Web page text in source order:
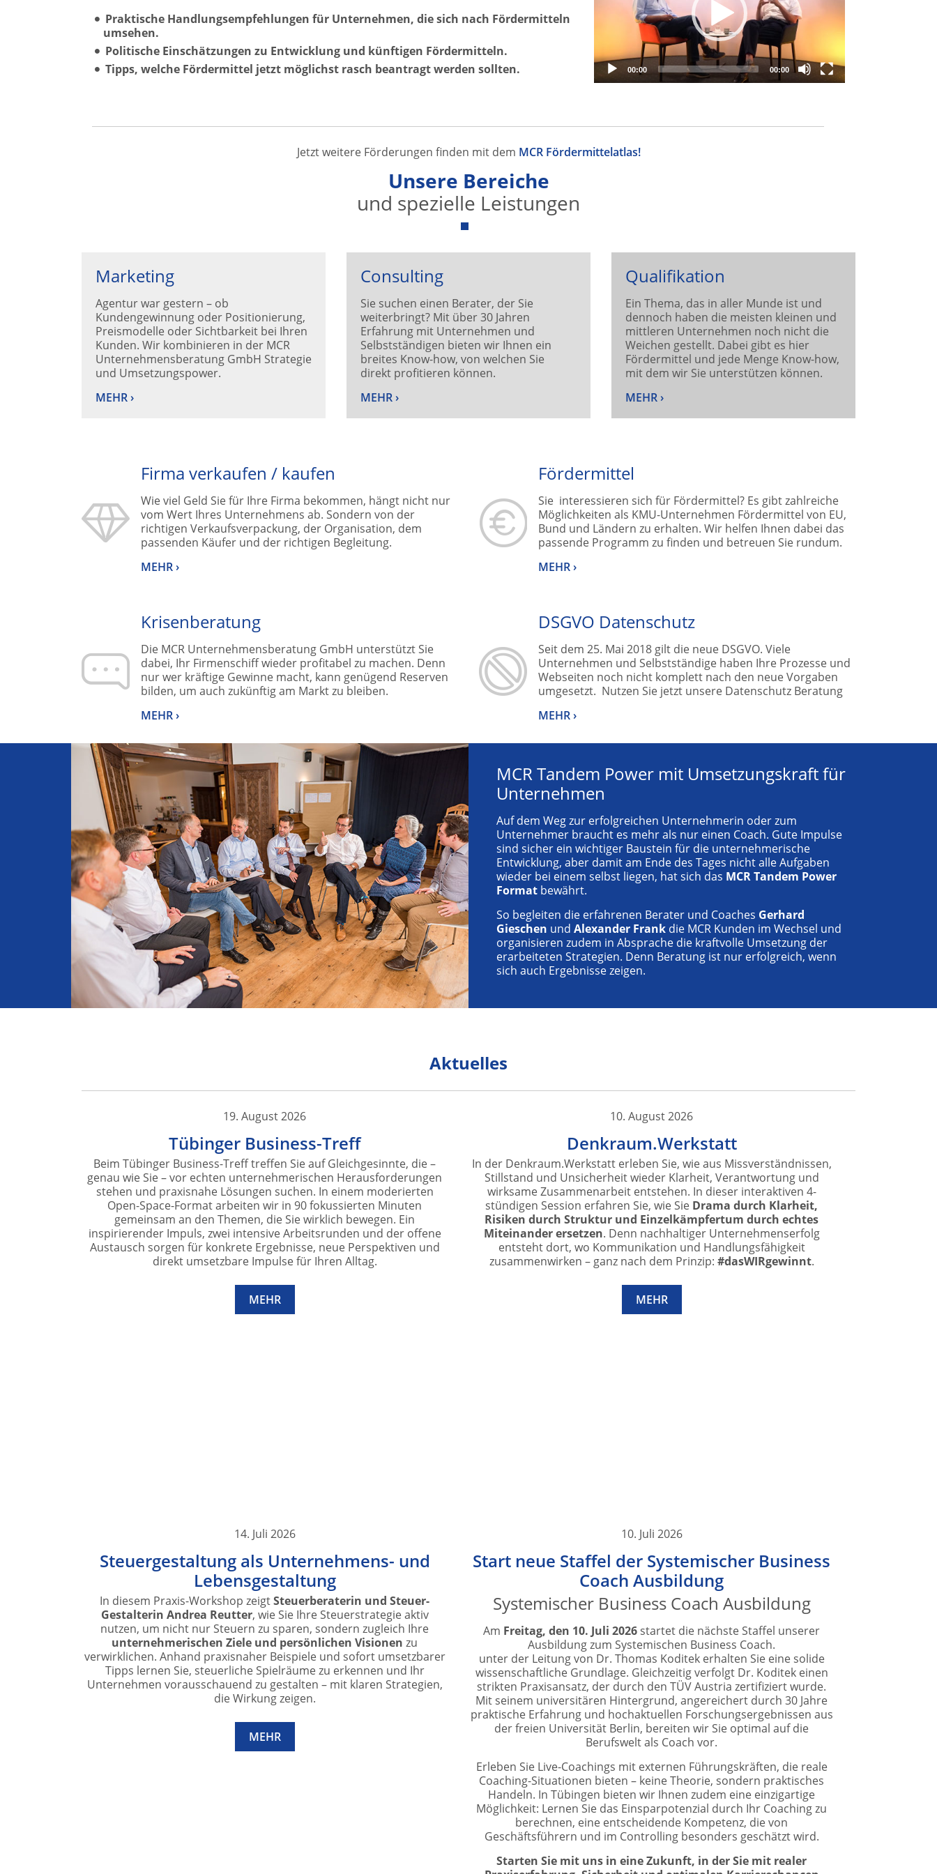
Praktische Handlungsempfehlungen für Unternehmen, die sich nach Fördermitteln
umsehen.
Politische Einschätzungen zu Entwicklung und künftigen Fördermitteln.
Tipps, welche Fördermittel jetzt möglichst rasch beantragt werden sollten.
00:00 00:00
Jetzt weitere Förderungen finden mit dem MCR Fördermittelatlas!
Unsere Bereiche
und spezielle Leistungen
Marketing
Agentur war gestern – ob
Kundengewinnung oder Positionierung,
Preismodelle oder Sichtbarkeit bei Ihren
Kunden. Wir kombinieren in der MCR
Unternehmensberatung GmbH Strategie
und Umsetzungspower.
MEHR ›
Consulting
Sie suchen einen Berater, der Sie
weiterbringt? Mit über 30 Jahren
Erfahrung mit Unternehmen und
Selbstständigen bieten wir Ihnen ein
breites Know-how, von welchen Sie
direkt profitieren können.
MEHR ›
Qualifikation
Ein Thema, das in aller Munde ist und
dennoch haben die meisten kleinen und
mittleren Unternehmen noch nicht die
Weichen gestellt. Dabei gibt es hier
Fördermittel und jede Menge Know-how,
mit dem wir Sie unterstützen können.
MEHR ›
Firma verkaufen / kaufen
Wie viel Geld Sie für Ihre Firma bekommen, hängt nicht nur
vom Wert Ihres Unternehmens ab. Sondern von der
richtigen Verkaufsverpackung, der Organisation, dem
passenden Käufer und der richtigen Begleitung.
MEHR ›
Fördermittel
Sie interessieren sich für Fördermittel? Es gibt zahlreiche
Möglichkeiten als KMU-Unternehmen Fördermittel von EU,
Bund und Ländern zu erhalten. Wir helfen Ihnen dabei das
passende Programm zu finden und betreuen Sie rundum.
MEHR ›
Krisenberatung
Die MCR Unternehmensberatung GmbH unterstützt Sie
dabei, Ihr Firmenschiff wieder profitabel zu machen. Denn
nur wer kräftige Gewinne macht, kann genügend Reserven
bilden, um auch zukünftig am Markt zu bleiben.
MEHR ›
DSGVO Datenschutz
Seit dem 25. Mai 2018 gilt die neue DSGVO. Viele
Unternehmen und Selbstständige haben Ihre Prozesse und
Webseiten noch nicht komplett nach den neue Vorgaben
umgesetzt. Nutzen Sie jetzt unsere Datenschutz Beratung
MEHR ›
MCR Tandem Power mit Umsetzungskraft für
Unternehmen
Auf dem Weg zur erfolgreichen Unternehmerin oder zum
Unternehmer braucht es mehr als nur einen Coach. Gute Impulse
sind sicher ein wichtiger Baustein für die unternehmerische
Entwicklung, aber damit am Ende des Tages nicht alle Aufgaben
wieder bei einem selbst liegen, hat sich das MCR Tandem Power
Format bewährt.
So begleiten die erfahrenen Berater und Coaches Gerhard
Gieschen und Alexander Frank die MCR Kunden im Wechsel und
organisieren zudem in Absprache die kraftvolle Umsetzung der
erarbeiteten Strategien. Denn Beratung ist nur erfolgreich, wenn
sich auch Ergebnisse zeigen.
Aktuelles
19. August 2026
Tübinger Business-Treff
Beim Tübinger Business-Treff treffen Sie auf Gleichgesinnte, die –
genau wie Sie – vor echten unternehmerischen Herausforderungen
stehen und praxisnahe Lösungen suchen. In einem moderierten
Open-Space-Format arbeiten wir in 90 fokussierten Minuten
gemeinsam an den Themen, die Sie wirklich bewegen. Ein
inspirierender Impuls, zwei intensive Arbeitsrunden und der offene
Austausch sorgen für konkrete Ergebnisse, neue Perspektiven und
direkt umsetzbare Impulse für Ihren Alltag.
MEHR
10. August 2026
Denkraum.Werkstatt
In der Denkraum.Werkstatt erleben Sie, wie aus Missverständnissen,
Stillstand und Unsicherheit wieder Klarheit, Verantwortung und
wirksame Zusammenarbeit entstehen. In dieser interaktiven 4-
stündigen Session erfahren Sie, wie Sie Drama durch Klarheit,
Risiken durch Struktur und Einzelkämpfertum durch echtes
Miteinander ersetzen. Denn nachhaltiger Unternehmenserfolg
entsteht dort, wo Kommunikation und Handlungsfähigkeit
zusammenwirken – ganz nach dem Prinzip: #dasWIRgewinnt.
MEHR
14. Juli 2026
Steuergestaltung als Unternehmens- und
Lebensgestaltung
In diesem Praxis-Workshop zeigtSteuerberaterin und Steuer-
Gestalterin Andrea Reutter, wie Sie Ihre Steuerstrategie aktiv
nutzen, um nicht nur Steuern zu sparen, sondern zugleich Ihre
unternehmerischen Ziele und persönlichen Visionen zu
verwirklichen. Anhand praxisnaher Beispiele und sofort umsetzbarer
Tipps lernen Sie, steuerliche Spielräume zu erkennen und Ihr
Unternehmen vorausschauend zu gestalten – mit klaren Strategien,
die Wirkung zeigen.
MEHR
10. Juli 2026
Start neue Staffel der Systemischer Business
Coach Ausbildung
Systemischer Business Coach Ausbildung
Am Freitag, den 10. Juli 2026 startet die nächste Staffel unserer
Ausbildung zum Systemischen Business Coach.
unter der Leitung von Dr. Thomas Koditek erhalten Sie eine solide
wissenschaftliche Grundlage. Gleichzeitig verfolgt Dr. Koditek einen
strikten Praxisansatz, der durch den TÜV Austria zertifiziert wurde.
Mit seinem universitären Hintergrund, angereichert durch 30 Jahre
praktische Erfahrung und hochaktuellen Forschungsergebnissen aus
der freien Universität Berlin, bereiten wir Sie optimal auf die
Berufswelt als Coach vor.
Erleben Sie Live-Coachings mit externen Führungskräften, die reale
Coaching-Situationen bieten – keine Theorie, sondern praktisches
Handeln. In Tübingen bieten wir Ihnen zudem eine einzigartige
Möglichkeit: Lernen Sie das Einsparpotenzial durch Ihr Coaching zu
berechnen, eine entscheidende Kompetenz, die von
Geschäftsführern und im Controlling besonders geschätzt wird.
Starten Sie mit uns in eine Zukunft, in der Sie mit realer